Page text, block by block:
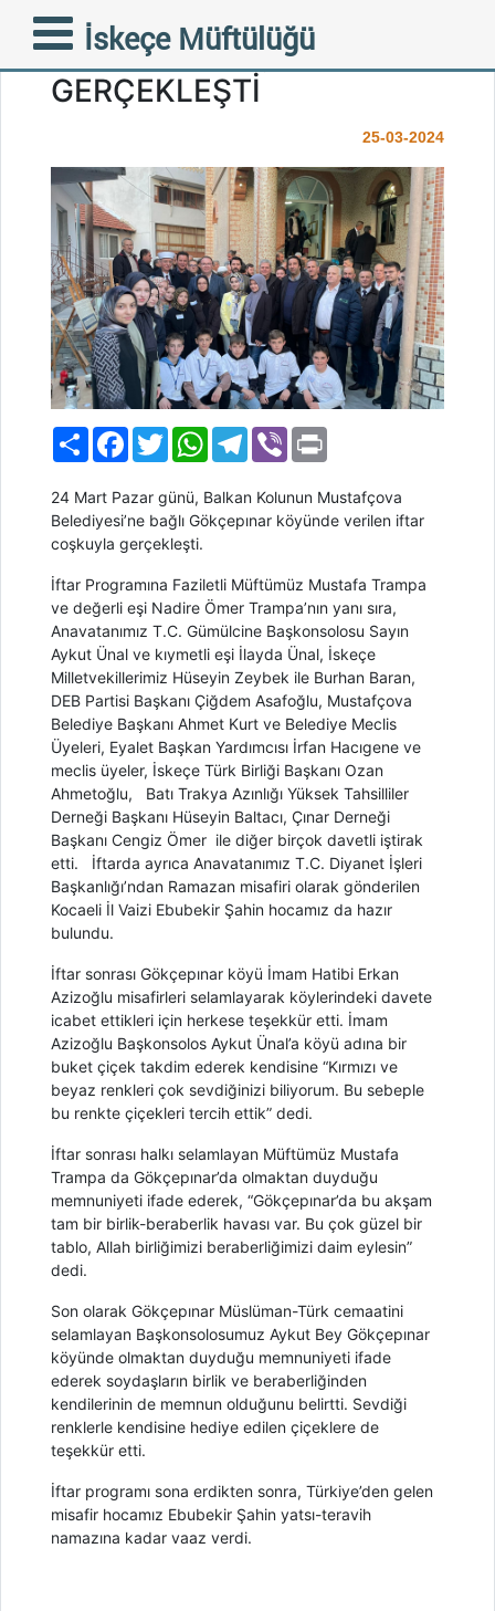
İskeçe Müftülüğü
GÖKÇEPINAR’DA İFTAR
ETKİNLİĞİ COŞKUYLA
GERÇEKLEŞTİ
25-03-2024
PaylaşFacebook
TwitterWhatsAppTelegram
Viber
24 Mart Pazar günü, Balkan Kolunun Mustafçova
Belediyesi’ne bağlı Gökçepınar köyünde verilen iftar
coşkuyla gerçekleşti.
İftar Programına Faziletli Müftümüz Mustafa Trampa
ve değerli eşi Nadire Ömer Trampa’nın yanı sıra,
Anavatanımız T.C. Gümülcine Başkonsolosu Sayın
Aykut Ünal ve kıymetli eşi İlayda Ünal, İskeçe
Milletvekillerimiz Hüseyin Zeybek ile Burhan Baran,
DEB Partisi Başkanı Çiğdem Asafoğlu, Mustafçova
Belediye Başkanı Ahmet Kurt ve Belediye Meclis
Üyeleri, Eyalet Başkan Yardımcısı İrfan Hacıgene ve
meclis üyeler, İskeçe Türk Birliği Başkanı Ozan
Ahmetoğlu, Batı Trakya Azınlığı Yüksek Tahsilliler
Derneği Başkanı Hüseyin Baltacı, Çınar Derneği
Başkanı Cengiz Ömer ile diğer birçok davetli iştirak
etti. İftarda ayrıca Anavatanımız T.C. Diyanet İşleri
Başkanlığı’ndan Ramazan misafiri olarak gönderilen
Kocaeli İl Vaizi Ebubekir Şahin hocamız da hazır
bulundu.
İftar sonrası Gökçepınar köyü İmam Hatibi Erkan
Azizoğlu misafirleri selamlayarak köylerindeki davete
icabet ettikleri için herkese teşekkür etti. İmam
Azizoğlu Başkonsolos Aykut Ünal’a köyü adına bir
buket çiçek takdim ederek kendisine “Kırmızı ve
beyaz renkleri çok sevdiğinizi biliyorum. Bu sebeple
bu renkte çiçekleri tercih ettik” dedi.
İftar sonrası halkı selamlayan Müftümüz Mustafa
Trampa da Gökçepınar’da olmaktan duyduğu
memnuniyeti ifade ederek, “Gökçepınar’da bu akşam
tam bir birlik-beraberlik havası var. Bu çok güzel bir
tablo, Allah birliğimizi beraberliğimizi daim eylesin”
dedi.
Son olarak Gökçepınar Müslüman-Türk cemaatini
selamlayan Başkonsolosumuz Aykut Bey Gökçepınar
köyünde olmaktan duyduğu memnuniyeti ifade
ederek soydaşların birlik ve beraberliğinden
kendilerinin de memnun olduğunu belirtti. Sevdiği
renklerle kendisine hediye edilen çiçeklere de
teşekkür etti.
İftar programı sona erdikten sonra, Türkiye’den gelen
misafir hocamız Ebubekir Şahin yatsı-teravih
namazına kadar vaaz verdi.